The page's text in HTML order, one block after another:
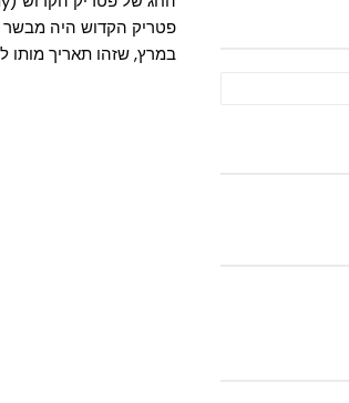
במרץ, שזהו תאריך מותו לפני יותר מ-1,500 שנים (הוא מת ב-